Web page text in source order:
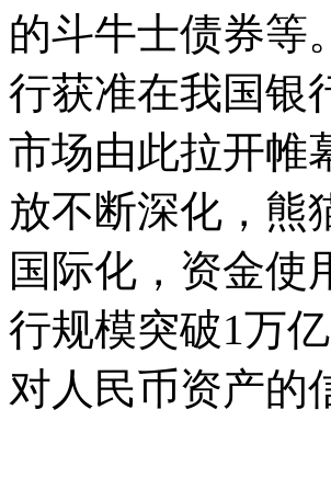
的斗牛士债券等
行获准在我国银
市场由此拉开帷
放不断深化，熊
国际化，资金使
行规模突破1万
对人民币资产的